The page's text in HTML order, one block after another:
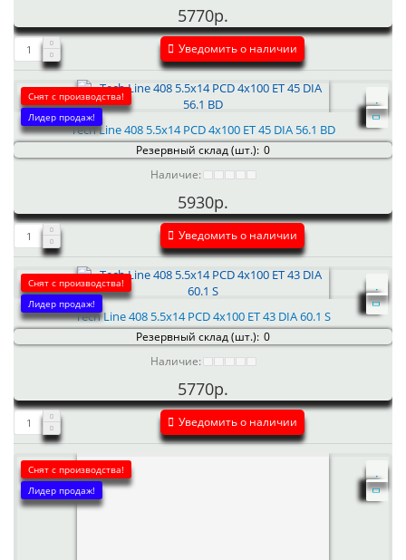
5770р.
Уведомить о наличии
Снят с производства!
Лидер продаж!
Tech Line 408 5.5x14 PCD 4x100 ET 45 DIA 56.1 BD
Резервный склад (шт.): 0
Наличие:
5930р.
Уведомить о наличии
Снят с производства!
Лидер продаж!
Tech Line 408 5.5x14 PCD 4x100 ET 43 DIA 60.1 S
Резервный склад (шт.): 0
Наличие:
5770р.
Уведомить о наличии
Снят с производства!
Лидер продаж!